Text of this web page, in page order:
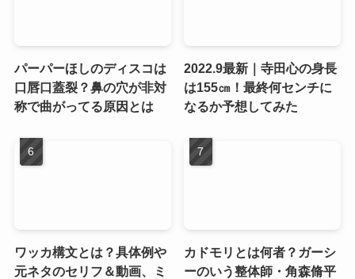
パーパーほしのディスコは
口唇口蓋裂？鼻の穴が非対
称で曲がってる原因とは
2022.9最新｜寺田心の身長
は155㎝！最終何センチに
なるか予想してみた
ワッカ構文とは？具体例や
元ネタのセリフ＆動画、ミ
カドモリとは何者？ガーシ
ーのいう整体師・角森脩平